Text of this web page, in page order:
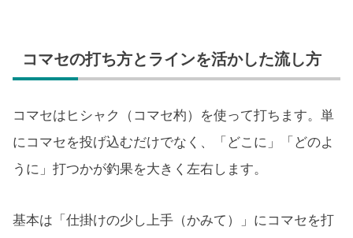
コマセの打ち方とラインを活かした流し方
コマセはヒシャク（コマセ杓）を使って打ちます。単
にコマセを投げ込むだけでなく、「どこに」「どのよ
うに」打つかが釣果を大きく左右します。
基本は「仕掛けの少し上手（かみて）」にコマセを打